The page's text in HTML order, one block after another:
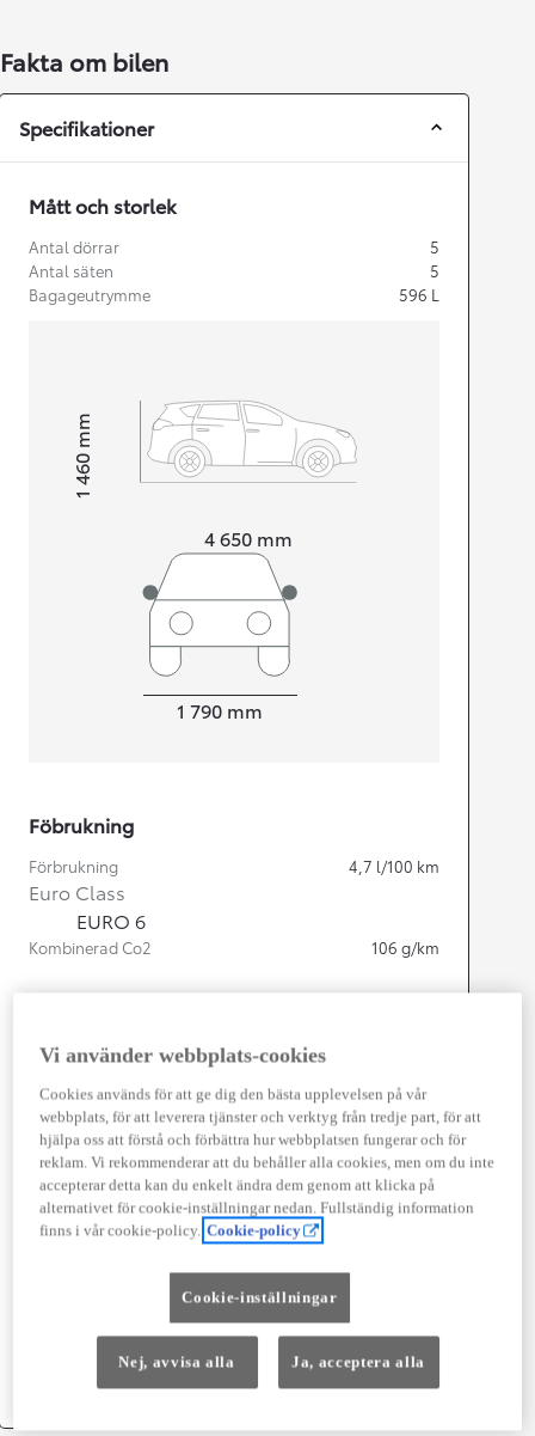
Fakta om bilen
Specifikationer
Mått och storlek
Antal dörrar
5
Antal säten
5
Bagageutrymme
596 L
4 650 mm
Height1 460
mm
1 790 mm
Föbrukning
Förbrukning 4,7 l/100 km
Euro Class
EURO 6
Kombinerad Co2 106 g/km
Cylindrar
Kapacitet
1 798
Effekt
103 kw (140 hk)
Prestanda
Topphastighet 180
Acceleration 0-100km/h
Framhjulsdrift
Växellåda
Automat
Vi använder webbplats-cookies
Cookies används för att ge dig den bästa upplevelsen på vår
webbplats, för att leverera tjänster och verktyg från tredje part, för att
hjälpa oss att förstå och förbättra hur webbplatsen fungerar och för
reklam. Vi rekommenderar att du behåller alla cookies, men om du inte
accepterar detta kan du enkelt ändra dem genom att klicka på
alternativet för cookie-inställningar nedan. Fullständig information
finns i vår cookie-policy. Cookie-policy
Cookie-inställningar
Nej, avvisa alla Ja, acceptera alla